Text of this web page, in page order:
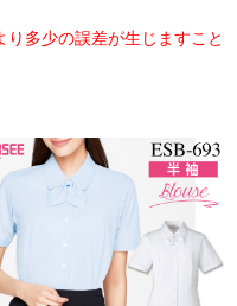
多少の誤差が生じますこと